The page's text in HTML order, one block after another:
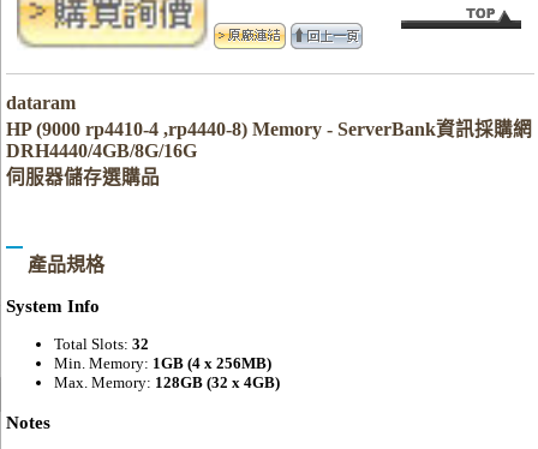
dataram
HP (9000 rp4410-4 ,rp4440-8) Memory - ServerBank資訊採購網
DRH4440/4GB/8G/16G
伺服器儲存選購品
產品規格
System Info
Total Slots: 32
Min. Memory: 1GB (4 x 256MB)
Max. Memory: 128GB (32 x 4GB)
Notes